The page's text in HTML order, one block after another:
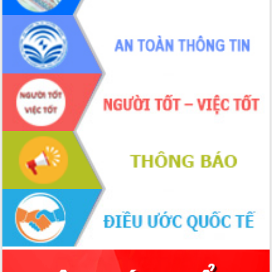
Đắk Lắk: Tôn vinh 46 giải pháp tại Hội
thi Sáng tạo Kỹ thuật 2024 - 2025
Đắk Lắk rà soát, điều chỉnh Đề án 190
về phát triển nuôi trồng thủy sản
Phó Chủ tịch UBND tỉnh Đắk Lắk
Trương Công Thái kiểm tra thực địa
Dự án cao tốc Khánh Hòa - Buôn Ma
Thuột
Định vị cà phê Việt Nam như một “di
sản sống” trong dòng chảy toàn cầu
Xây dựng nông thôn mới: Nâng cao đời
sống người dân từ những mô hình thiết
thực
Quyết liệt tháo gỡ vướng mắc, đẩy
nhanh tiến độ các dự án trọng điểm
trong Khu kinh tế Nam Phú Yên
Hòn Yến phát triển du lịch gắn với bảo
tồn biển
Lấy ý kiến điều chỉnh Quy hoạch tỉnh
Đắk Lắk thời kỳ 2021-2030, tầm nhìn